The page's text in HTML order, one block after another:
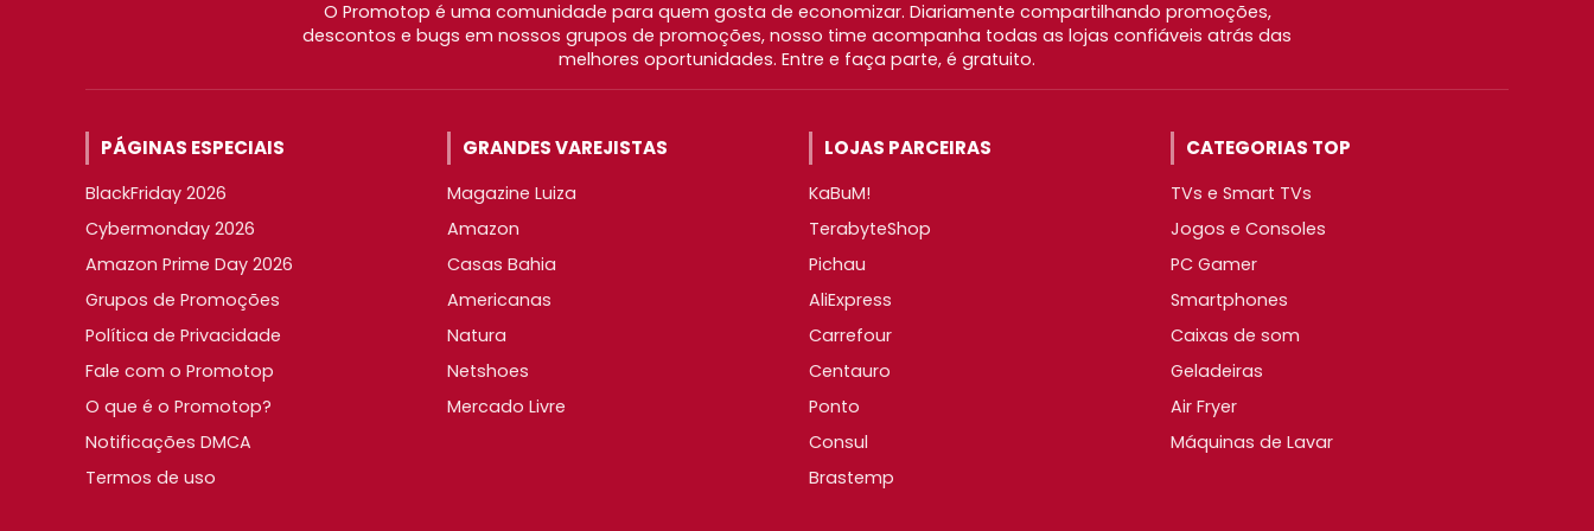
O Promotop é uma comunidade para quem gosta de economizar. Diariamente compartilhando promoções,
descontos e bugs em nossos grupos de promoções, nosso time acompanha todas as lojas confiáveis atrás das
melhores oportunidades. Entre e faça parte, é gratuito.
PÁGINAS ESPECIAIS
BlackFriday 2026
Cybermonday 2026
Amazon Prime Day 2026
Grupos de Promoções
Política de Privacidade
Fale com o Promotop
O que é o Promotop?
Notificações DMCA
Termos de uso
GRANDES VAREJISTAS
Magazine Luiza
Amazon
Casas Bahia
Americanas
Natura
Netshoes
Mercado Livre
LOJAS PARCEIRAS
KaBuM!
TerabyteShop
Pichau
AliExpress
Carrefour
Centauro
Ponto
Consul
Brastemp
CATEGORIAS TOP
TVs e Smart TVs
Jogos e Consoles
PC Gamer
Smartphones
Caixas de som
Geladeiras
Air Fryer
Máquinas de Lavar